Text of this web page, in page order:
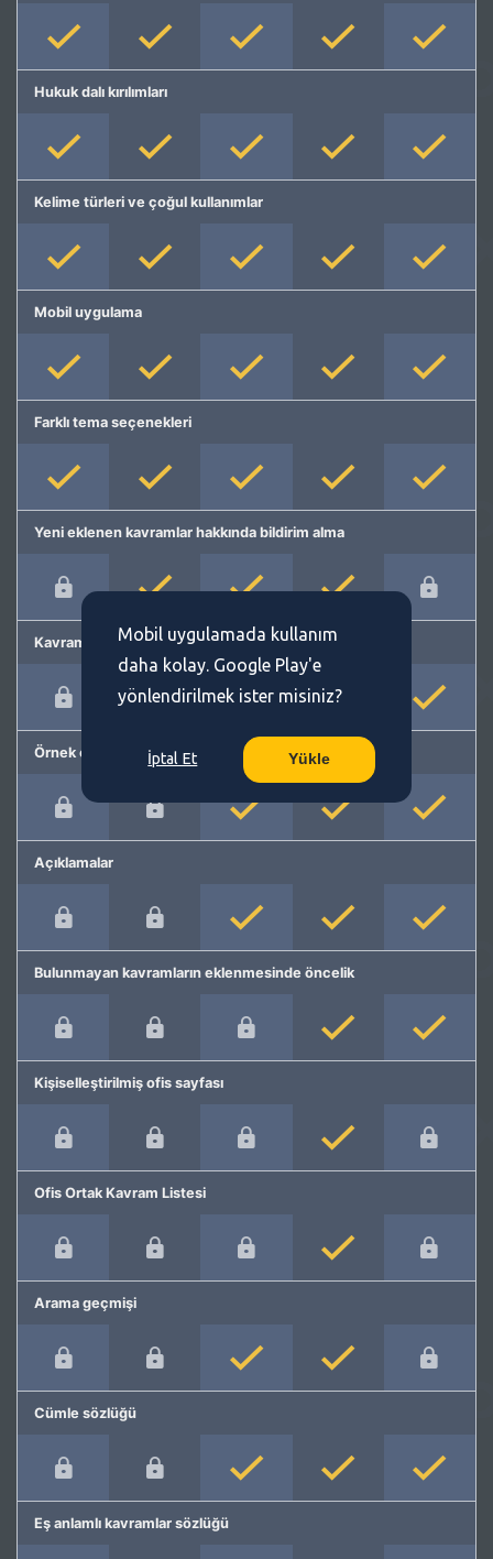
Hukuk dalı kırılımları
Kelime türleri ve çoğul kullanımlar
Mobil uygulama
Farklı tema seçenekleri
Yeni eklenen kavramlar hakkında bildirim alma
Kavram önerme
Örnek cümleler
Açıklamalar
Bulunmayan kavramların eklenmesinde öncelik
Kişiselleştirilmiş ofis sayfası
Ofis Ortak Kavram Listesi
Arama geçmişi
Cümle sözlüğü
Eş anlamlı kavramlar sözlüğü
Mobil uygulamada kullanım
daha kolay. Google Play'e
yönlendirilmek ister misiniz?
İptal Et Yükle